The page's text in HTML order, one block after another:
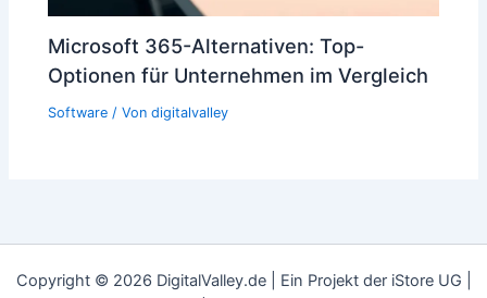
Microsoft 365-Alternativen: Top-
Optionen für Unternehmen im Vergleich
Software / Vondigitalvalley
Copyright © 2026 DigitalValley.de | Ein Projekt der iStore UG |